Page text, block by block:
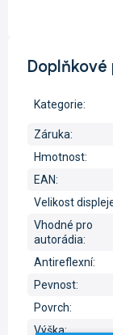
Kategorie:
Záruka:
Hmotnost:
EAN:
Velikost
Vhodné pro
autorádia:
Antireflexní:
Pevnost:
Povrch:
Výška: